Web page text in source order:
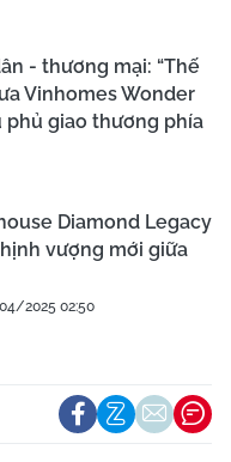
- thương mại: “Thế
Vinhomes Wonder
phủ giao thương phía
Diamond Legacy
vượng mới giữa
2025 02:50